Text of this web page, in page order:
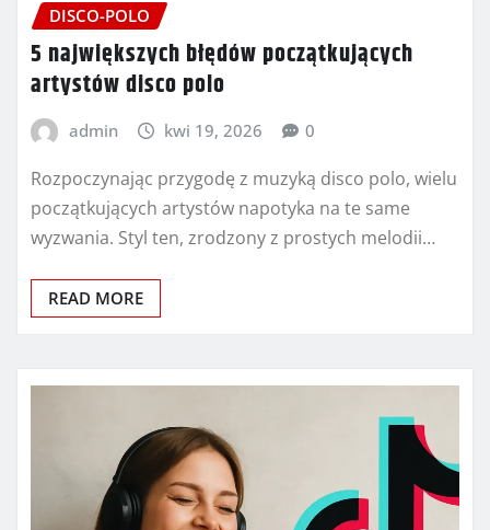
DISCO-POLO
5 największych błędów początkujących
artystów disco polo
admin kwi 19, 2026 0
Rozpoczynając przygodę z muzyką disco polo, wielu
początkujących artystów napotyka na te same
wyzwania. Styl ten, zrodzony z prostych melodii…
READ MORE